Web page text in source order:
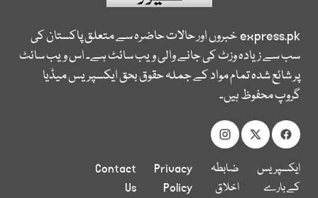
express.pkخبروں اور حالات حاضرہ سے متعلق پاکستان کی
سب سے زیادہ وزٹ کی جانے والی ویب سائٹ ہے۔ اس ویب سائٹ
پر شائع شدہ تمام مواد کے جملہ حقوق بحق ایکسپریس میڈیا
گروپ محفوظ ہیں۔
ایکسپریس
کے بارے
ضابطہ
اخلاق
Privacy
Policy
Contact
Us